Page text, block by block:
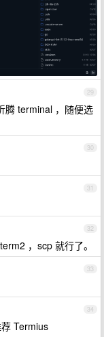
29
腾 terminal ，随便选
30
31
32
，scp 就行了。
33
34
Termius